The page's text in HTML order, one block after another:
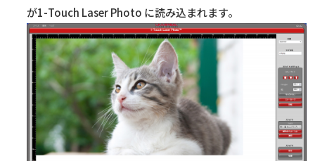
が1-Touch Laser Photo に読み込まれます。